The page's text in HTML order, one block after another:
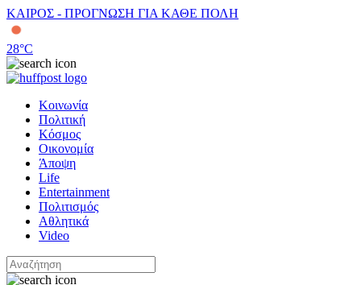
ΚΑΙΡΟΣ - ΠΡΟΓΝΩΣΗ ΓΙΑ ΚΑΘΕ ΠΟΛΗ
28°C
Κοινωνία
Πολιτική
Κόσμος
Οικονομία
Άποψη
Life
Entertainment
Πολιτισμός
Αθλητικά
Video